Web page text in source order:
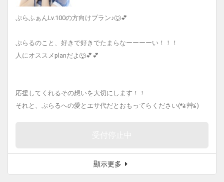
ぷらふぁんLv.100の方向けプラン♪🐺💕
ぷらるのこと、好きで好きでたまらなーーーーい！！！
人にオススメplanだよ🐺💕💕
応援してくれるその想いを大切にします！！
それと、ぷらるへの愛とエサ代だとおもってらください(*≧艸≦)
顯示更多